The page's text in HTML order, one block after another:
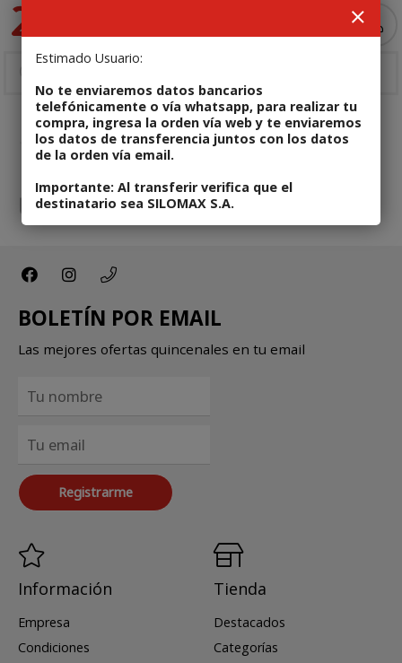
Estimado Usuario:
No te enviaremos datos bancarios
telefónicamente o vía whatsapp, para realizar tu
compra, ingresa la orden vía web y te enviaremos
los datos de transferencia juntos con los datos
de la orden vía email.
Importante: Al transferir verifica que el
destinatario sea SILOMAX S.A.
BOLETÍN POR EMAIL
Las mejores ofertas quincenales en tu email
Registrarme
Información
Empresa
Condiciones
Tienda
Destacados
Categorías